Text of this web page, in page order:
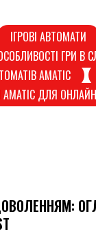
ІГРОВІ АВТОМАТИ
ГРИ В
AMATIC
AMATIC ДЛЯ